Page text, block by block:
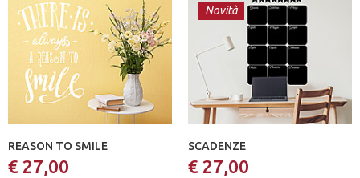
REASON TO SMILE
€ 27,00
Novità
SCADENZE
€ 27,00